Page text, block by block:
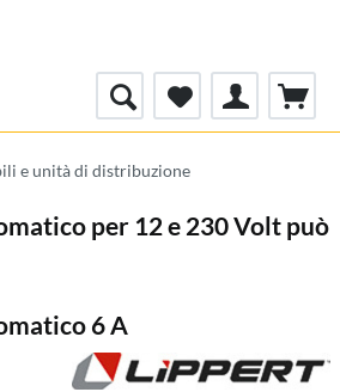
e unità di distribuzione
per 12 e 230 Volt può
6 A